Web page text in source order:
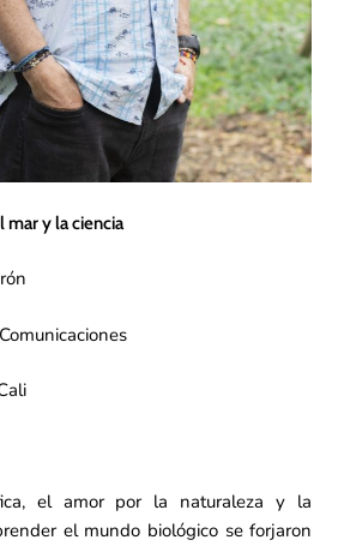
mar y la ciencia
el amor por la naturaleza y la
el mundo biológico se forjaron